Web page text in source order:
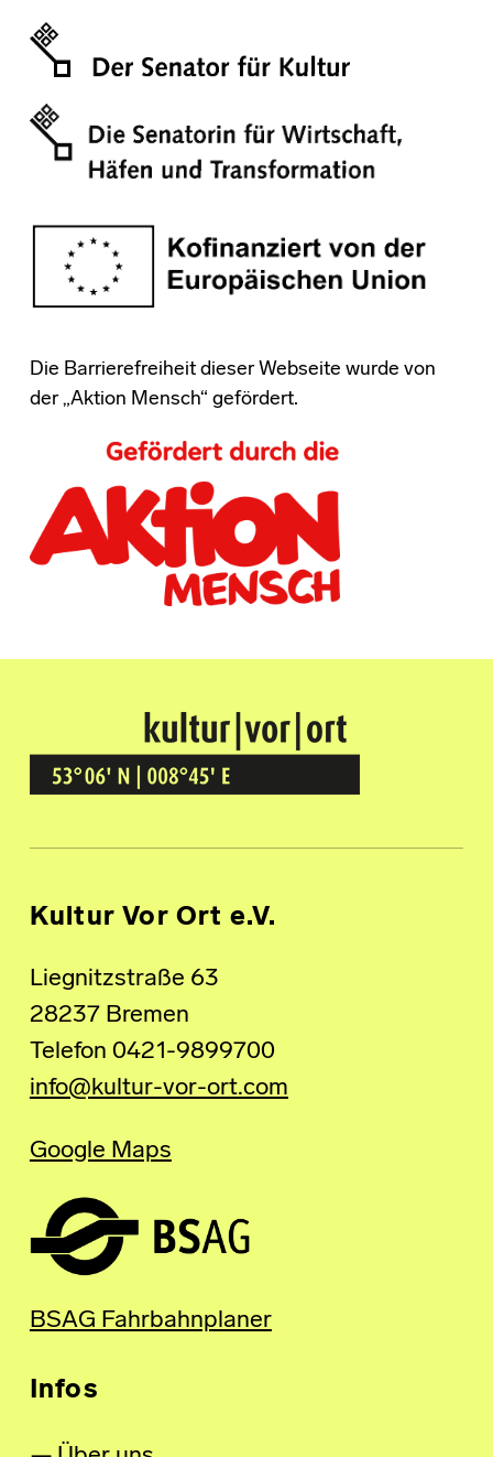
Die Barrierefreiheit dieser Webseite wurde von
der „Aktion Mensch“ gefördert.
Kultur Vor Ort
BREMEN GRÖPELINGEN
Kultur Vor Ort e.V.
Liegnitzstraße 63
28237 Bremen
Telefon 0421-9899700
info@kultur-vor-ort.com
Google Maps
BSAG Fahrbahnplaner
Infos